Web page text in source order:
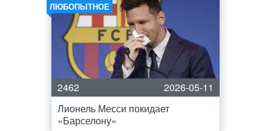
ЛЮБОПЫТНОЕ
2462
2026-05-11
Лионель Месси покидает
«Барселону»